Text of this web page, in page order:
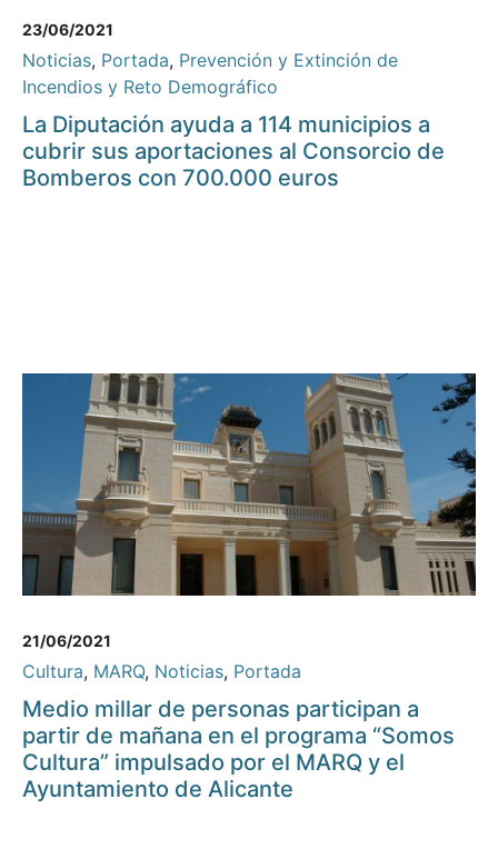
23/06/2021
Noticias, Portada, Prevención y Extinción de
Incendios y Reto Demográfico
La Diputación ayuda a 114 municipios a
cubrir sus aportaciones al Consorcio de
Bomberos con 700.000 euros
21/06/2021
Cultura, MARQ, Noticias, Portada
Medio millar de personas participan a
partir de mañana en el programa “Somos
Cultura” impulsado por el MARQ y el
Ayuntamiento de Alicante